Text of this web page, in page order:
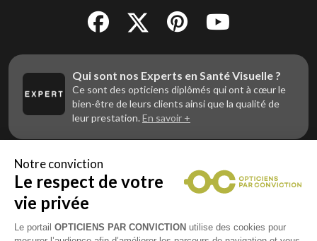
Qui sont nos Experts en Santé Visuelle ?
Ce sont des opticiens diplômés qui ont à cœur le
bien-être de leurs clients ainsi que la qualité de
leur prestation. En savoir +
Vous êtes un professionnel de la vue et
vous souhaitez nous rejoindre ?
Contactez Alliance Optic, la centrale d’achats et
d’accompagnement des opticiens indépendants
Notre conviction
Le respect de votre
vie privée
Le portail OPTICIENS PAR CONVICTION utilise des cookies pour